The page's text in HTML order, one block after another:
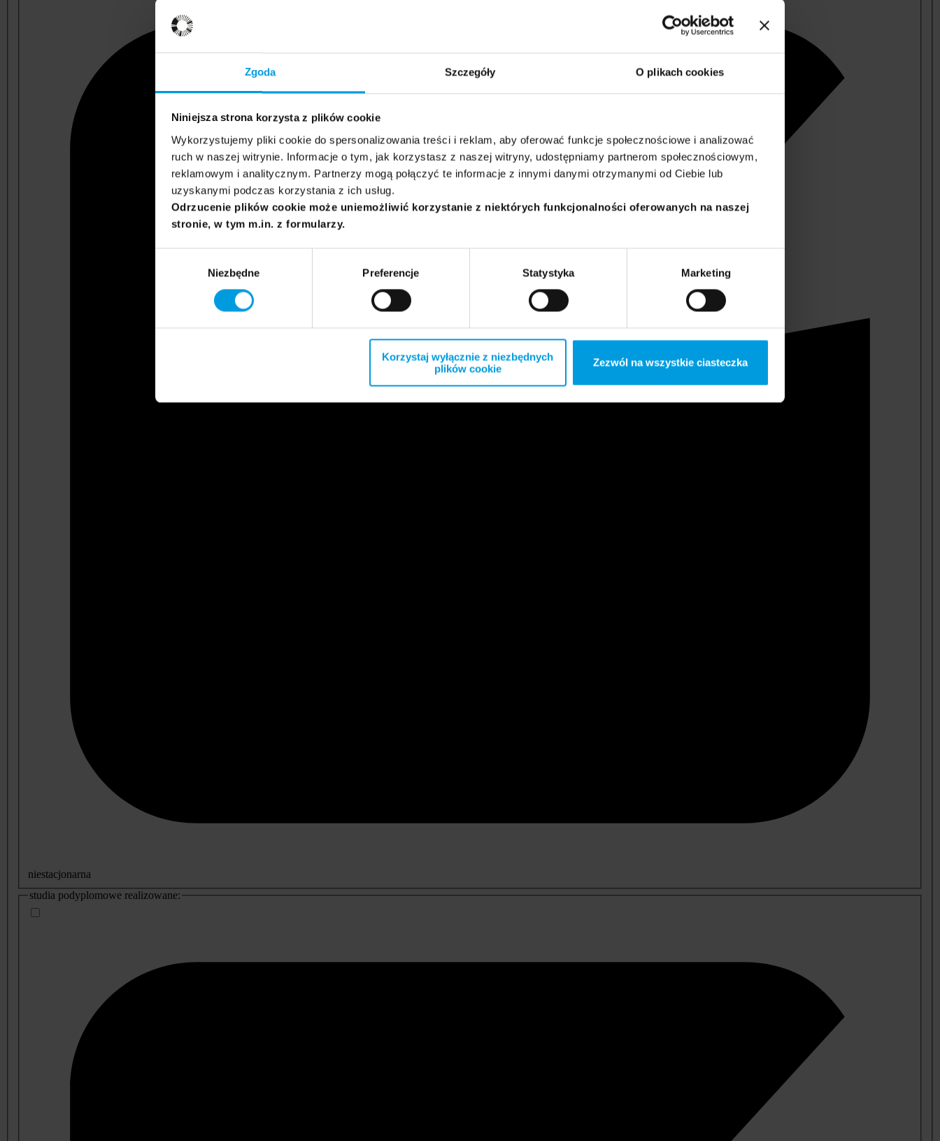
Zgoda Szczegóły O plikach cookies
Niniejsza strona korzysta z plików cookie
Wykorzystujemy pliki cookie do spersonalizowania treści i reklam, aby oferować funkcje społecznościowe i analizować
ruch w naszej witrynie. Informacje o tym, jak korzystasz z naszej witryny, udostępniamy partnerom społecznościowym,
reklamowym i analitycznym. Partnerzy mogą połączyć te informacje z innymi danymi otrzymanymi od Ciebie lub
uzyskanymi podczas korzystania z ich usług.
Odrzucenie plików cookie może uniemożliwić korzystanie z niektórych funkcjonalności oferowanych na naszej
stronie, w tym m.in. z formularzy.
Niezbędne Preferencje Statystyka Marketing
Korzystaj wyłącznie z niezbędnych
plików cookie
Zezwól na wszystkie ciasteczka
niestacjonarna
studia podyplomowe realizowane: